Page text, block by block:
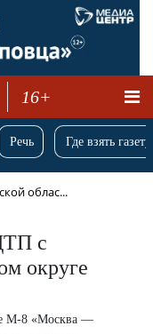
16+
Речь Где взять
облас...
с
округе
М-8 «Москва —